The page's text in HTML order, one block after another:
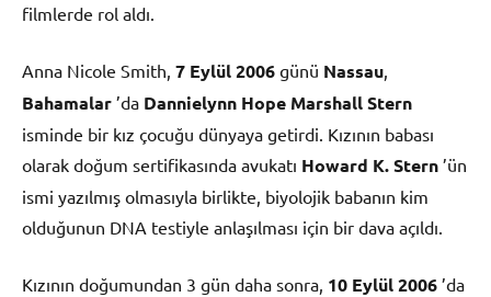
filmlerde rol aldı.
Anna Nicole Smith, 7 Eylül2006 günü Nassau
Bahamalar ’da Dannielynn Hope Marshall Stern
isminde bir kız çocuğu dünyaya getirdi. Kızının babası
olarak doğum sertifikasında avukatı Howard K. Stern ’ün
ismi yazılmış olmasıyla birlikte, biyolojik babanın kim
olduğunun DNA testiyle anlaşılması için bir dava açıldı.
Kızının doğumundan 3 gün daha sonra, 10 Eylül2006 ’da